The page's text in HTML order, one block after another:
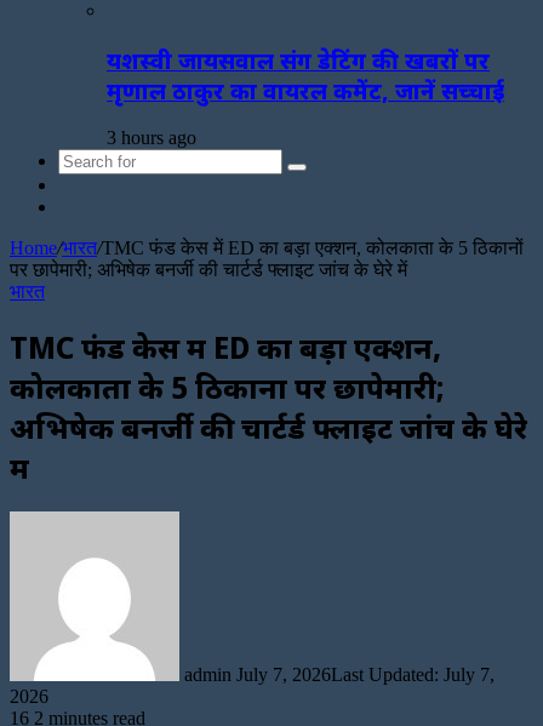
यशस्वी जायसवाल संग डेटिंग की खबरों पर
मृणाल ठाकुर का वायरल कमेंट, जानें सच्चाई
3 hours ago
Search
Home/भारत/TMC फंड केस में ED का बड़ा एक्शन, कोलकाता के 5 ठिकानों
पर छापेमारी; अभिषेक बनर्जी की चार्टर्ड फ्लाइट जांच के घेरे में
भारत
TMC फंड केस में ED का बड़ा एक्शन,
कोलकाता के 5 ठिकानों पर छापेमारी;
अभिषेक बनर्जी की चार्टर्ड फ्लाइट जांच के घेरे
में
admin July 7, 2026Last Updated: July 7,
2026
16 2 minutes read